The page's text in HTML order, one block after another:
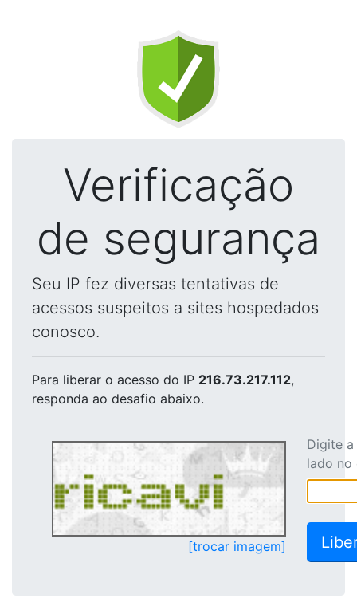
Verificação
de segurança
Seu IP fez diversas tentativas de
acessos suspeitos a sites hospedados
conosco.
Para liberar o acesso do IP 216.73.217.112,
responda ao desafio abaixo.
[trocar imagem]
Digite
lado no